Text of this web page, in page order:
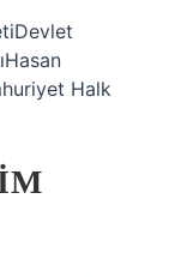
Halk